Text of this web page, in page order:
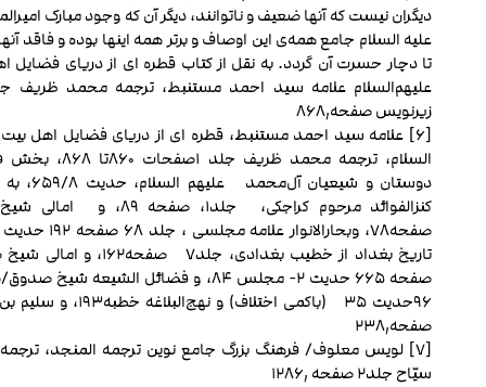
دیگران نیست که آنها ضعیف و ناتوانند، دیگر آن که وجود مبارک
علیه السلام جامع همه‌ی این اوصاف و برتر همه این‏ها بوده و فاقد
تا دچار حسرت آن گردد. به نقل از کتاب قطره ای از دریای فضایل
زیرنویس صفحه۸۶۸٫
[۶] علامه سید احمد مستنبط، قطره ای از دریای فضایل اهل
السلام، ترجمه محمد ظریف جلد
دوستان و شیعیان
کنزالفوائد مرحوم کراجکی، جلد۱، صفحه ۸۹،
تاریخ بغداد از خطیب بغدادی، جلد۷
صفحه ۶۶۵ حدیث ۲- مجلس ۸۴، و فضائل الشیعه شیخ
۹۶حدیث ۳۵ (باکمی اختلاف) و
صفحه۲۳۸٫
[۷] لویس معلوف/ فرهنگ بزرگ جامع نوین ترجمه المنجد،
سیّاح جلد۲ صفحه ۱۲۸۶٫